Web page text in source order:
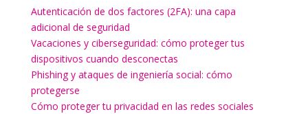
Autenticación de dos factores (2FA): una capa
adicional de seguridad
Vacaciones y ciberseguridad: cómo proteger tus
dispositivos cuando desconectas
Phishing y ataques de ingeniería social: cómo
protegerse
Cómo proteger tu privacidad en las redes sociales